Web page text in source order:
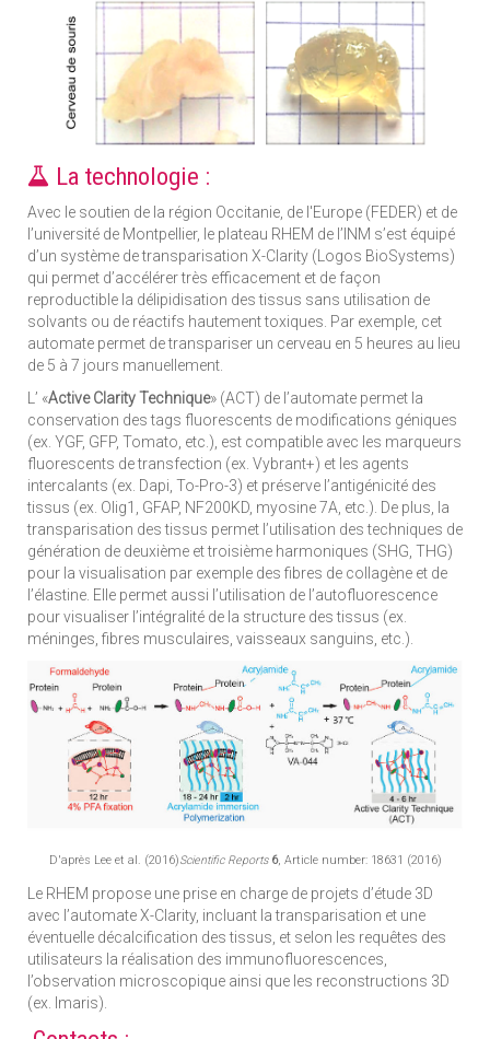
La technologie :
Avec le soutien de la région Occitanie, de l'Europe (FEDER) et de
l’université de Montpellier, le plateau RHEM de l’INM s’est équipé
d’un système de transparisation X-Clarity (Logos BioSystems)
qui permet d’accélérer très efficacement et de façon
reproductible la délipidisation des tissus sans utilisation de
solvants ou de réactifs hautement toxiques. Par exemple, cet
automate permet de transpariser un cerveau en 5 heures au lieu
de 5 à 7 jours manuellement.
L’ «Active Clarity Technique» (ACT) de l’automate permet la
conservation des tags fluorescents de modifications géniques
(ex. YGF, GFP, Tomato, etc.), est compatible avec les marqueurs
fluorescents de transfection (ex. Vybrant+) et les agents
intercalants (ex. Dapi, To-Pro-3) et préserve l’antigénicité des
tissus (ex. Olig1, GFAP, NF200KD, myosine 7A, etc.). De plus, la
transparisation des tissus permet l’utilisation des techniques de
génération de deuxième et troisième harmoniques (SHG, THG)
pour la visualisation par exemple des fibres de collagène et de
l’élastine. Elle permet aussi l’utilisation de l’autofluorescence
pour visualiser l’intégralité de la structure des tissus (ex.
méninges, fibres musculaires, vaisseaux sanguins, etc.).
D'après Lee et al. (2016)Scientific Reports 6, Article number: 18631 (2016)
Le RHEM propose une prise en charge de projets d’étude 3D
avec l’automate X-Clarity, incluant la transparisation et une
éventuelle décalcification des tissus, et selon les requêtes des
utilisateurs la réalisation des immunofluorescences,
l’observation microscopique ainsi que les reconstructions 3D
(ex. Imaris).